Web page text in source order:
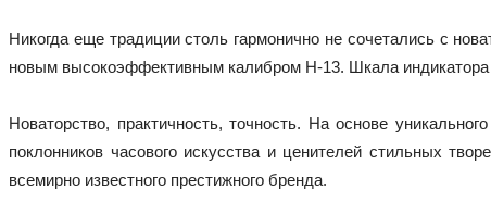
Никогда еще традиции столь гармонично не сочетались с
новым высокоэффективным калибром H-13. Шкала
Новаторство, практичность, точность. На основе
поклонников часового искусства и ценителей стильных